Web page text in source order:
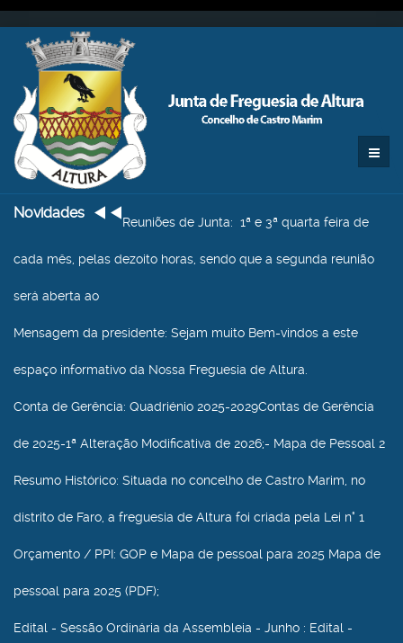
Novidades
Reuniões de Junta: 1ª e 3ª quarta feira de
cada mês, pelas dezoito horas, sendo que a segunda reunião
será aberta ao
Mensagem da presidente: Sejam muito Bem-vindos a este
espaço informativo da Nossa Freguesia de Altura.
Conta de Gerência: Quadriénio 2025-2029Contas de Gerência
de 2025-1ª Alteração Modificativa de 2026;- Mapa de Pessoal 2
Resumo Histórico: Situada no concelho de Castro Marim, no
distrito de Faro, a freguesia de Altura foi criada pela Lei n° 1
Orçamento / PPI: GOP e Mapa de pessoal para 2025 Mapa de
pessoal para 2025 (PDF);
Edital - Sessão Ordinária da Assembleia - Junho : Edital -